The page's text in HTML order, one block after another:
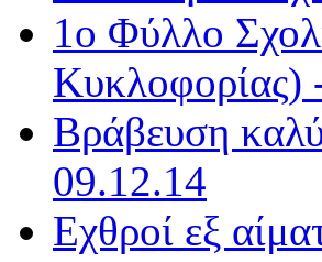
1ο Φύλλο
Κυκλοφορίας)
Βράβευση
09.12.14
Εχθροί εξ